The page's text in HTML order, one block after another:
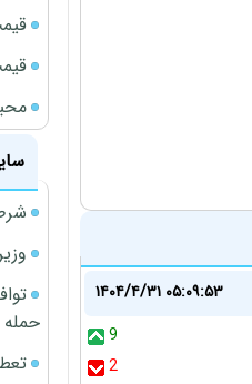
۱۴۰۴/۴/۳۱ ۰۵:۰۹:۵۳
9
2